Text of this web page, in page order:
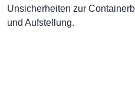
Unsicherheiten zur
und Aufstellung.